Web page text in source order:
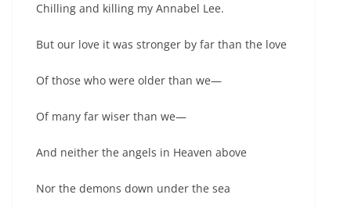
Chilling and killing my Annabel Lee.
But our love it was stronger by far than the love
Of those who were older than we—
Of many far wiser than we—
And neither the angels in Heaven above
Nor the demons down under the sea